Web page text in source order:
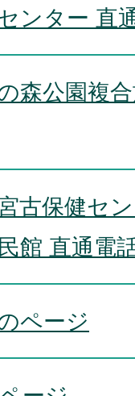
ンター 直
森公園複
古保健セ
館 直通電
ページ